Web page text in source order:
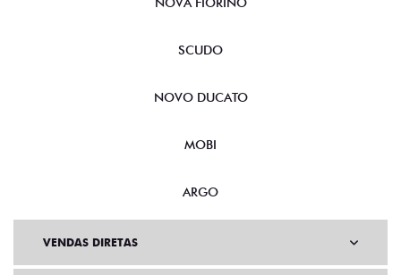
SCUDO
NOVO DUCATO
MOBI
ARGO
VENDAS DIRETAS